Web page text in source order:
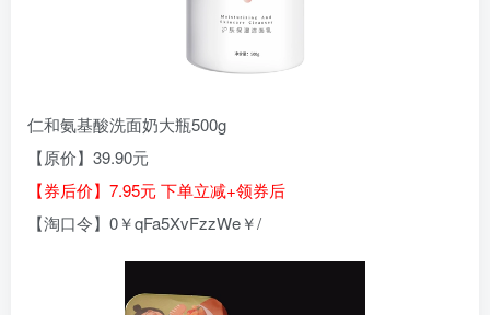
仁和氨基酸洗面奶大瓶500g
【原价】39.90元
【券后价】7.95元 下单立减+领券后
【淘口令】0￥qFa5XvFzzWe￥/